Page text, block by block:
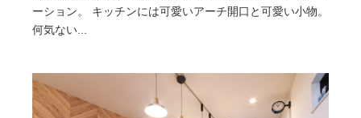
ーション。 キッチンには可愛いアーチ開口と可愛い小物。
何気ない...